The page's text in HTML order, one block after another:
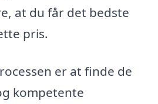
at du får det bedste
pris.
er at finde de
kompetente